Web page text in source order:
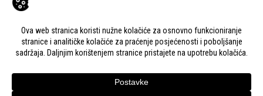
Jantolek
Vitomir
Ljudevit
Selo 44,
099/653-
veltruskiv@gmail.com